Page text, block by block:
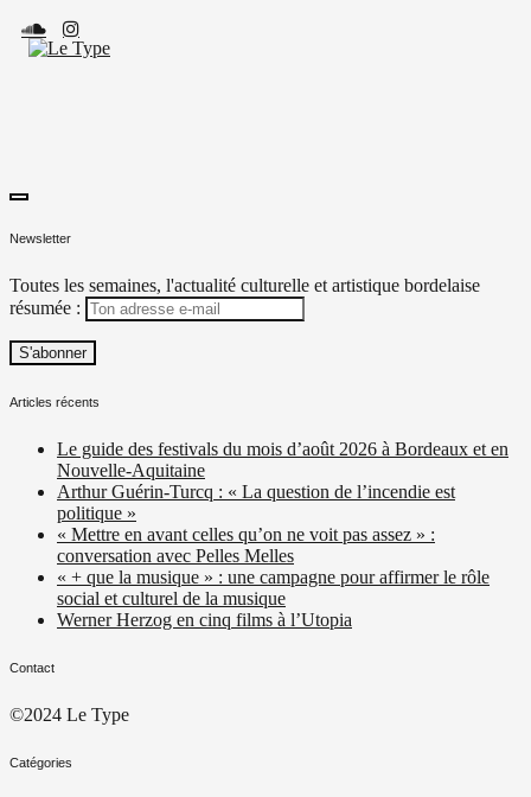
Skip
to
content
toggle
sidebar
Newsletter
Toutes les semaines, l'actualité culturelle et artistique bordelaise
résumée :
Articles récents
Le guide des festivals du mois d’août 2026 à Bordeaux et en
Nouvelle-Aquitaine
Arthur Guérin-Turcq : « La question de l’incendie est
politique »
« Mettre en avant celles qu’on ne voit pas assez » :
conversation avec Pelles Melles
« + que la musique » : une campagne pour affirmer le rôle
social et culturel de la musique
Werner Herzog en cinq films à l’Utopia
Contact
©2024 Le Type
Catégories